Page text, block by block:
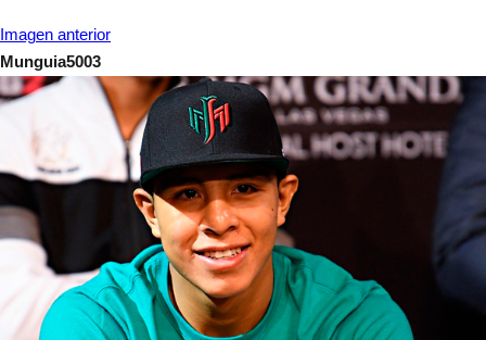
Imagen anterior
Munguia5003